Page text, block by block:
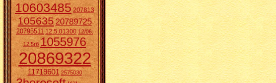
10603485 207813
10563520789725
20795511 12.5.01300 12/06.
12.5гб 1055976
20869322
11719601 2575030